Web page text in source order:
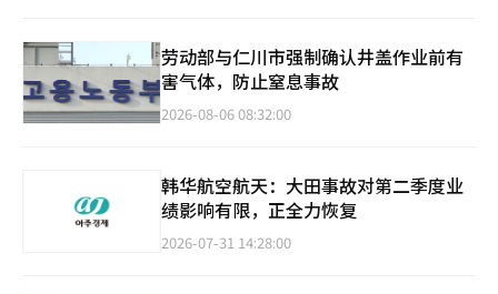
劳动部与仁川市强制确认井盖作业前有
害气体，防止窒息事故
2026-08-06 08:32:00
韩华航空航天：大田事故对第二季度业
绩影响有限，正全力恢复
2026-07-31 14:28:00